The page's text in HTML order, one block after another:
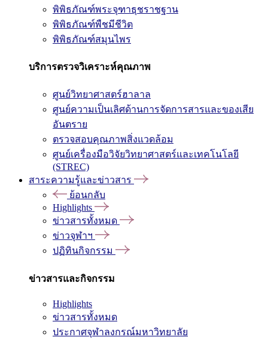
พิพิธภัณฑ์พระจุฑาธุชราชฐาน
พิพิธภัณฑ์พืชมีชีวิต
พิพิธภัณฑ์สมุนไพร
บริการตรวจวิเคราะห์คุณภาพ
ศูนย์วิทยาศาสตร์ฮาลาล
ศูนย์ความเป็นเลิศด้านการจัดการสารและของเสีย
อันตราย
ตรวจสอบคุณภาพสิ่งแวดล้อม
ศูนย์เครื่องมือวิจัยวิทยาศาสตร์และเทคโนโลยี
(STREC)
สาระความรู้และข่าวสาร
ย้อนกลับ
Highlights
ข่าวสารทั้งหมด
ข่าวจุฬาฯ
ปฏิทินกิจกรรม
ข่าวสารและกิจกรรม
Highlights
ข่าวสารทั้งหมด
ประกาศจุฬาลงกรณ์มหาวิทยาลัย